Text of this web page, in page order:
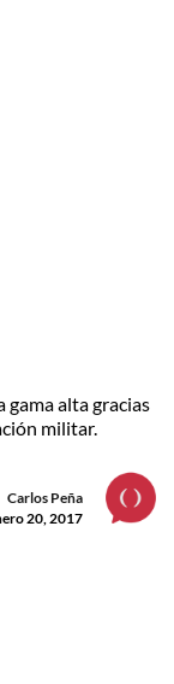
gama alta gracias
militar.
Carlos Peña
20, 2017